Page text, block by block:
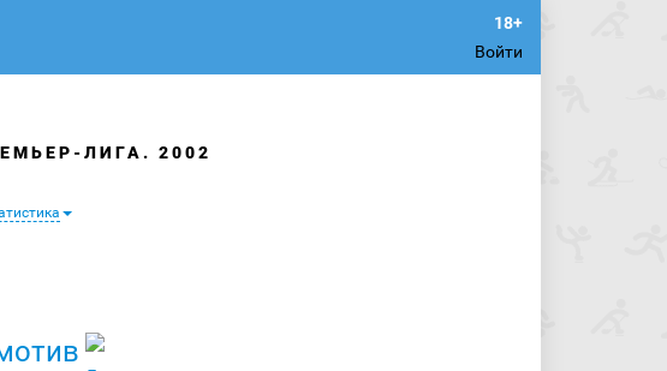
Войти
ЛИГА. 2002